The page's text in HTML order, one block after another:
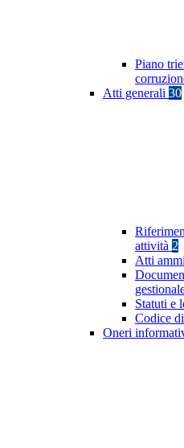
Piano
Atti generali 30
attività 2
Atti
Statuti e
Codice
Oneri